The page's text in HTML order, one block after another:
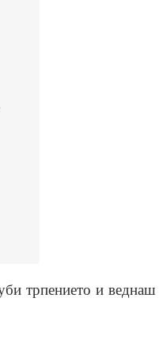
трпението и веднаш